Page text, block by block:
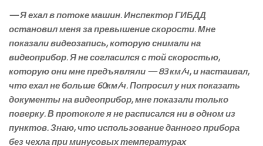
— Я ехал в потоке машин. Инспектор ГИБДД
остановил меня за превышение скорости. Мне
показали видеозапись, которую снимали на
видеоприбор. Я не согласился с той скоростью,
которую они мне предъявляли — 83 км/ч, и настаивал,
что ехал не больше 60км/ч. Попросил у них показать
документы на видеоприбор, мне показали только
поверку. В протоколе я не расписался ни в одном из
пунктов. Знаю, что использование данного прибора
без чехла при минусовых температурах